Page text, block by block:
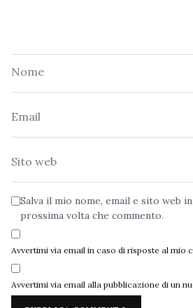
Salva il mio nome, email e sito web
prossima volta che commento.
Avvertimi via email in caso di risposte al mio
Avvertimi via email alla pubblicazione di un